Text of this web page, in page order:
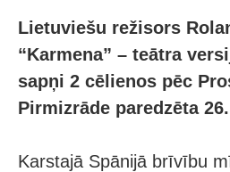
Lietuviešu režisors
“Karmena” – teātra
sapņi 2 cēlienos pēc
Pirmizrāde paredzēta
Karstajā Spānijā brīvību